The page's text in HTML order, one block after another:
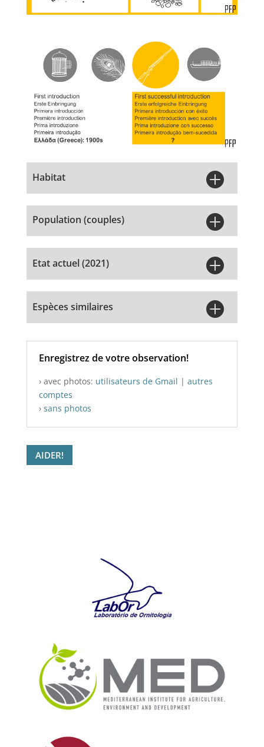
Habitat 
Population (couples) 
Etat actuel (2021) 
Espèces similaires 
Enregistrez de votre observation!
› avec photos: utilisateurs de Gmail | autres
comptes
› sans photos
AIDER!